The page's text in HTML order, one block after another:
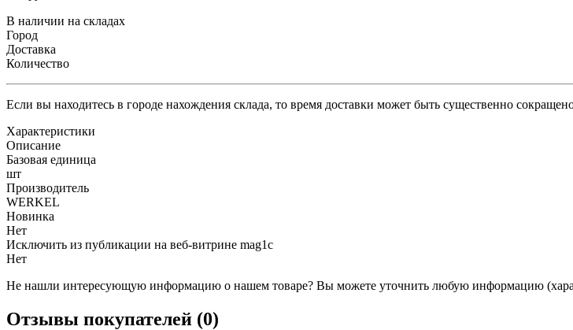
В наличии на складах
Город
Доставка
Количество
Если вы находитесь в городе нахождения склада, то время доставки может быть существенно
Характеристики
Описание
Базовая единица
шт
Производитель
WERKEL
Новинка
Нет
Исключить из публикации на веб-витрине mag1c
Нет
Не нашли интересующую информацию о нашем товаре? Вы можете уточнить любую информацию
Отзывы покупателей (0)